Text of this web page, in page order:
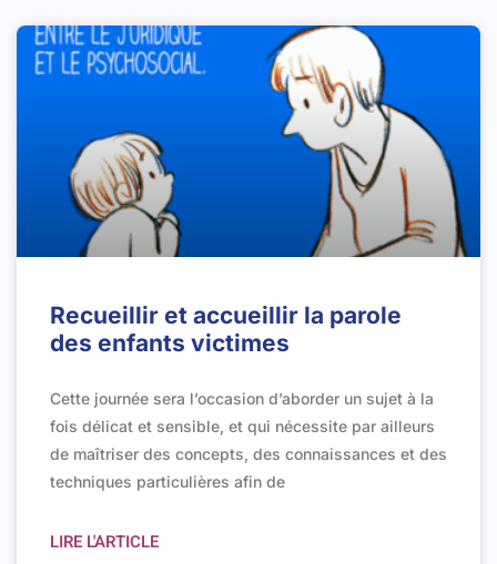
Recueillir et accueillir la parole
des enfants victimes
Cette journée sera l’occasion d’aborder un sujet à la
fois délicat et sensible, et qui nécessite par ailleurs
de maîtriser des concepts, des connaissances et des
techniques particulières afin de
LIRE L'ARTICLE